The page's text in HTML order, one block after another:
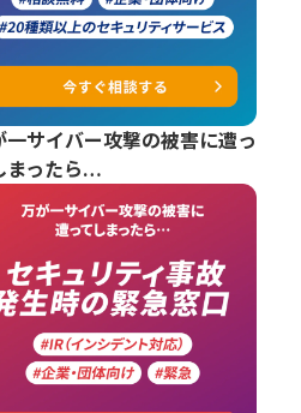
一サイバー攻撃の被害に遭っ
まったら…